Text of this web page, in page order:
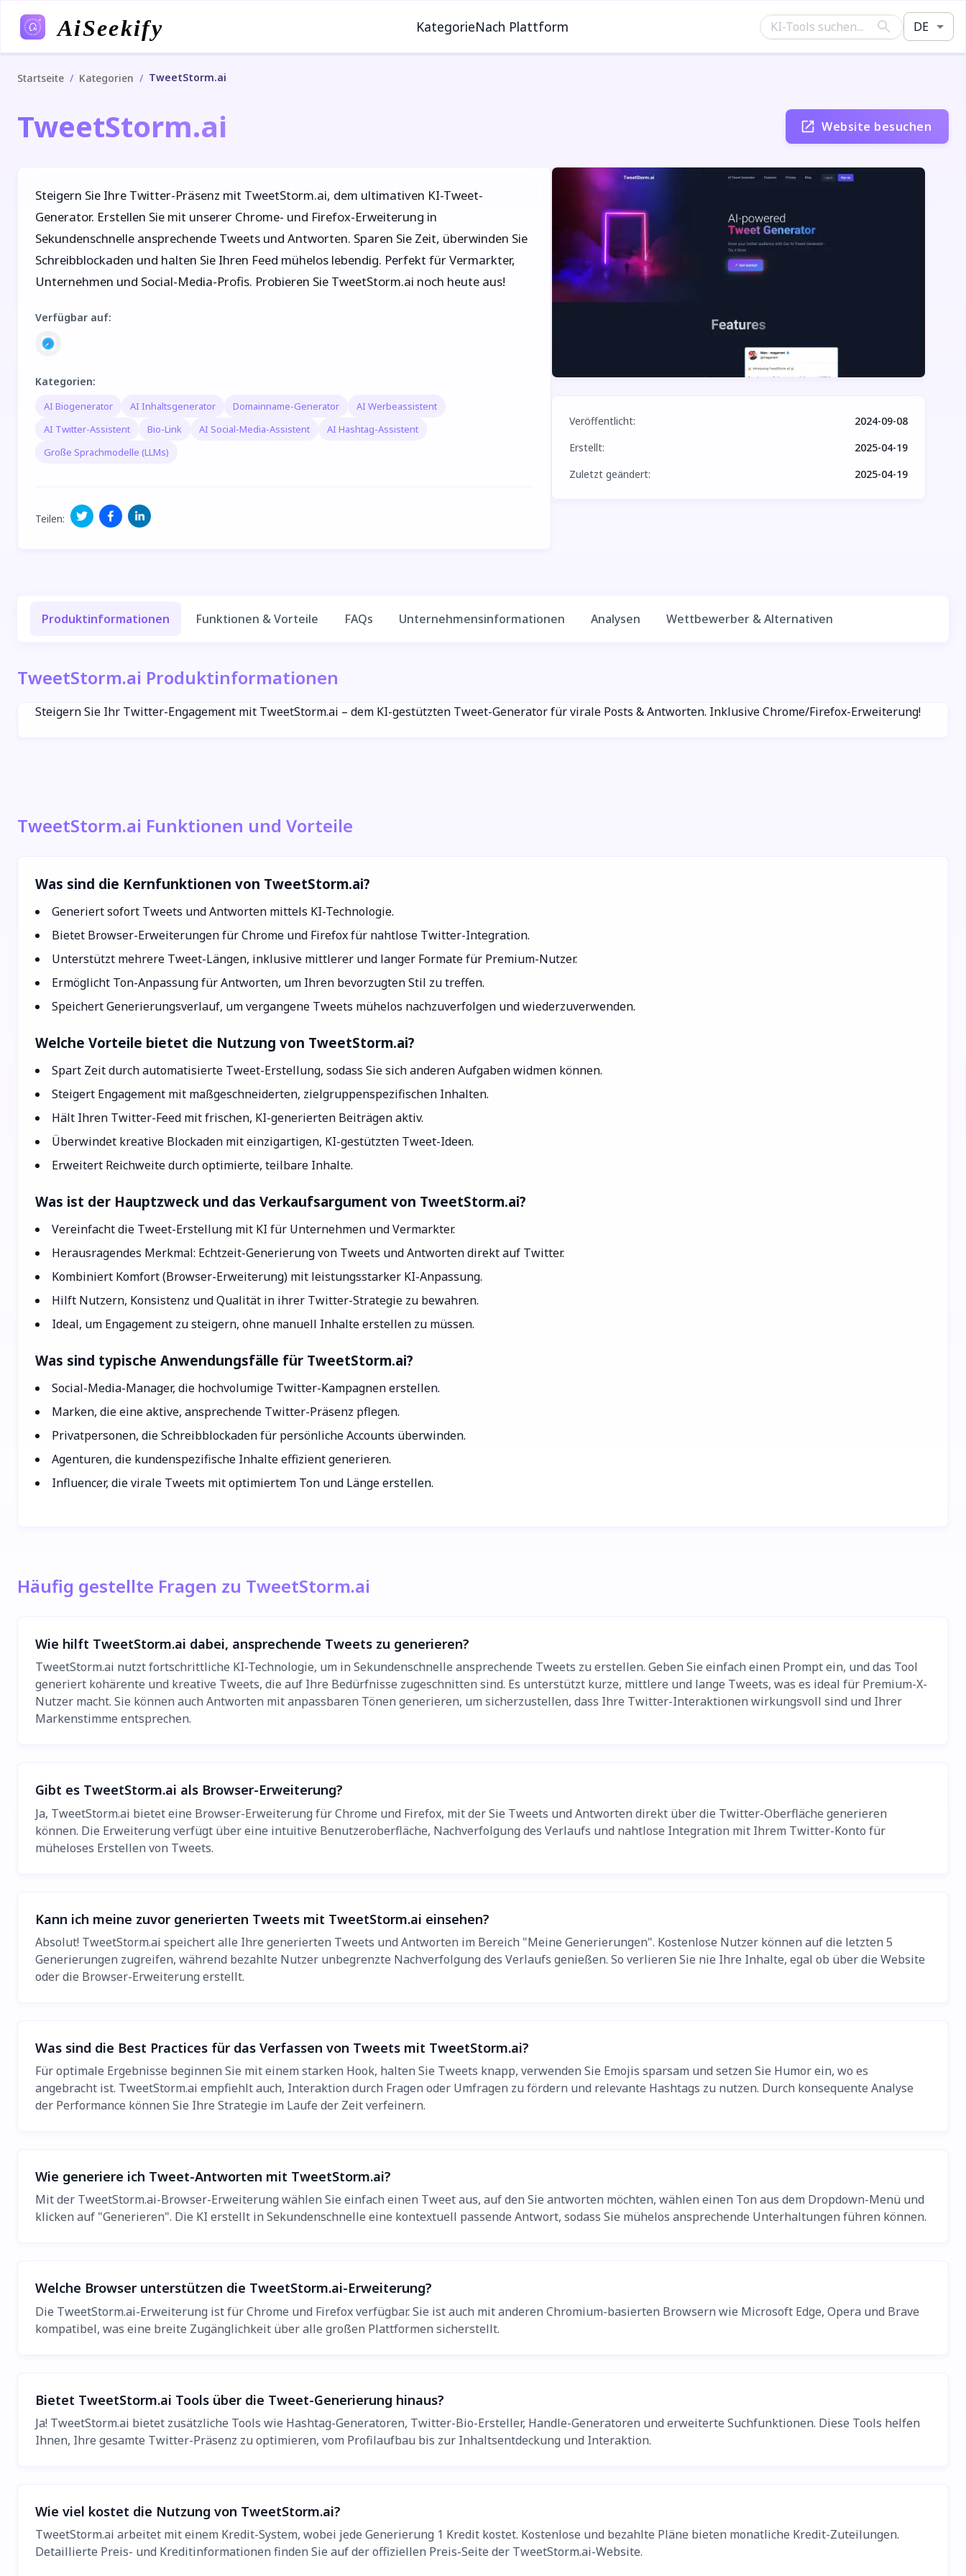
AiSeekify KategorieNach Plattform DE
Startseite / Kategorien / TweetStorm.ai
TweetStorm.ai Website besuchen
Steigern Sie Ihre Twitter-Präsenz mit TweetStorm.ai, dem ultimativen KI-Tweet-
Generator. Erstellen Sie mit unserer Chrome- und Firefox-Erweiterung in
Sekundenschnelle ansprechende Tweets und Antworten. Sparen Sie Zeit, überwinden Sie
Schreibblockaden und halten Sie Ihren Feed mühelos lebendig. Perfekt für Vermarkter,
Unternehmen und Social-Media-Profis. Probieren Sie TweetStorm.ai noch heute aus!
Verfügbar auf:
Kategorien:
AI Biogenerator AI Inhaltsgenerator Domainname-Generator
AI Werbeassistent
AI Twitter-Assistent
Bio-Link AI Social-Media-Assistent
AI Hashtag-Assistent
Große Sprachmodelle (LLMs)
Teilen:
Veröffentlicht:
2024-09-08
Erstellt:
2025-04-19
Zuletzt geändert: 2025-04-19
Produktinformationen Funktionen & Vorteile FAQs Unternehmensinformationen Analysen Wettbewerber & Alternativen
TweetStorm.ai Produktinformationen
Steigern Sie Ihr Twitter-Engagement mit TweetStorm.ai – dem KI-gestützten Tweet-Generator für virale Posts & Antworten. Inklusive Chrome/Firefox-Erweiterung!
TweetStorm.ai Funktionen und Vorteile
Was sind die Kernfunktionen von TweetStorm.ai?
Generiert sofort Tweets und Antworten mittels KI-Technologie.
Bietet Browser-Erweiterungen für Chrome und Firefox für nahtlose Twitter-Integration.
Unterstützt mehrere Tweet-Längen, inklusive mittlerer und langer Formate für Premium-Nutzer.
Ermöglicht Ton-Anpassung für Antworten, um Ihren bevorzugten Stil zu treffen.
Speichert Generierungsverlauf, um vergangene Tweets mühelos nachzuverfolgen und wiederzuverwenden.
Welche Vorteile bietet die Nutzung von TweetStorm.ai?
Spart Zeit durch automatisierte Tweet-Erstellung, sodass Sie sich anderen Aufgaben widmen können.
Steigert Engagement mit maßgeschneiderten, zielgruppenspezifischen Inhalten.
Hält Ihren Twitter-Feed mit frischen, KI-generierten Beiträgen aktiv.
Überwindet kreative Blockaden mit einzigartigen, KI-gestützten Tweet-Ideen.
Erweitert Reichweite durch optimierte, teilbare Inhalte.
Was ist der Hauptzweck und das Verkaufsargument von TweetStorm.ai?
Vereinfacht die Tweet-Erstellung mit KI für Unternehmen und Vermarkter.
Herausragendes Merkmal: Echtzeit-Generierung von Tweets und Antworten direkt auf Twitter.
Kombiniert Komfort (Browser-Erweiterung) mit leistungsstarker KI-Anpassung.
Hilft Nutzern, Konsistenz und Qualität in ihrer Twitter-Strategie zu bewahren.
Ideal, um Engagement zu steigern, ohne manuell Inhalte erstellen zu müssen.
Was sind typische Anwendungsfälle für TweetStorm.ai?
Social-Media-Manager, die hochvolumige Twitter-Kampagnen erstellen.
Marken, die eine aktive, ansprechende Twitter-Präsenz pflegen.
Privatpersonen, die Schreibblockaden für persönliche Accounts überwinden.
Agenturen, die kundenspezifische Inhalte effizient generieren.
Influencer, die virale Tweets mit optimiertem Ton und Länge erstellen.
Häufig gestellte Fragen zu TweetStorm.ai
Wie hilft TweetStorm.ai dabei, ansprechende Tweets zu generieren?
TweetStorm.ai nutzt fortschrittliche KI-Technologie, um in Sekundenschnelle ansprechende Tweets zu erstellen. Geben Sie einfach einen Prompt ein, und das Tool
generiert kohärente und kreative Tweets, die auf Ihre Bedürfnisse zugeschnitten sind. Es unterstützt kurze, mittlere und lange Tweets, was es ideal für Premium-X-
Nutzer macht. Sie können auch Antworten mit anpassbaren Tönen generieren, um sicherzustellen, dass Ihre Twitter-Interaktionen wirkungsvoll sind und Ihrer
Markenstimme entsprechen.
Gibt es TweetStorm.ai als Browser-Erweiterung?
Ja, TweetStorm.ai bietet eine Browser-Erweiterung für Chrome und Firefox, mit der Sie Tweets und Antworten direkt über die Twitter-Oberfläche generieren
können. Die Erweiterung verfügt über eine intuitive Benutzeroberfläche, Nachverfolgung des Verlaufs und nahtlose Integration mit Ihrem Twitter-Konto für
müheloses Erstellen von Tweets.
Kann ich meine zuvor generierten Tweets mit TweetStorm.ai einsehen?
Absolut! TweetStorm.ai speichert alle Ihre generierten Tweets und Antworten im Bereich "Meine Generierungen". Kostenlose Nutzer können auf die letzten 5
Generierungen zugreifen, während bezahlte Nutzer unbegrenzte Nachverfolgung des Verlaufs genießen. So verlieren Sie nie Ihre Inhalte, egal ob über die Website
oder die Browser-Erweiterung erstellt.
Was sind die Best Practices für das Verfassen von Tweets mit TweetStorm.ai?
Für optimale Ergebnisse beginnen Sie mit einem starken Hook, halten Sie Tweets knapp, verwenden Sie Emojis sparsam und setzen Sie Humor ein, wo es
angebracht ist. TweetStorm.ai empfiehlt auch, Interaktion durch Fragen oder Umfragen zu fördern und relevante Hashtags zu nutzen. Durch konsequente Analyse
der Performance können Sie Ihre Strategie im Laufe der Zeit verfeinern.
Wie generiere ich Tweet-Antworten mit TweetStorm.ai?
Mit der TweetStorm.ai-Browser-Erweiterung wählen Sie einfach einen Tweet aus, auf den Sie antworten möchten, wählen einen Ton aus dem Dropdown-Menü und
klicken auf "Generieren". Die KI erstellt in Sekundenschnelle eine kontextuell passende Antwort, sodass Sie mühelos ansprechende Unterhaltungen führen können.
Welche Browser unterstützen die TweetStorm.ai-Erweiterung?
Die TweetStorm.ai-Erweiterung ist für Chrome und Firefox verfügbar. Sie ist auch mit anderen Chromium-basierten Browsern wie Microsoft Edge, Opera und Brave
kompatibel, was eine breite Zugänglichkeit über alle großen Plattformen sicherstellt.
Bietet TweetStorm.ai Tools über die Tweet-Generierung hinaus?
Ja! TweetStorm.ai bietet zusätzliche Tools wie Hashtag-Generatoren, Twitter-Bio-Ersteller, Handle-Generatoren und erweiterte Suchfunktionen. Diese Tools helfen
Ihnen, Ihre gesamte Twitter-Präsenz zu optimieren, vom Profilaufbau bis zur Inhaltsentdeckung und Interaktion.
Wie viel kostet die Nutzung von TweetStorm.ai?
TweetStorm.ai arbeitet mit einem Kredit-System, wobei jede Generierung 1 Kredit kostet. Kostenlose und bezahlte Pläne bieten monatliche Kredit-Zuteilungen.
Detaillierte Preis- und Kreditinformationen finden Sie auf der offiziellen Preis-Seite der TweetStorm.ai-Website.